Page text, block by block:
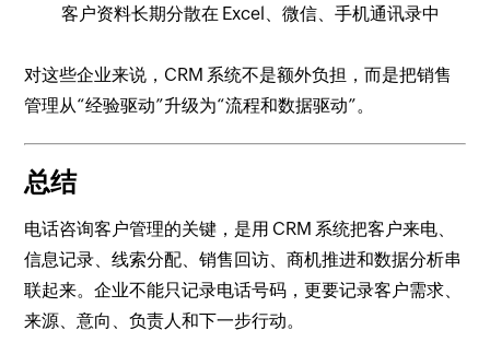
客户资料长期分散在 Excel、微信、手机通讯录中
对这些企业来说，CRM 系统不是额外负担，而是把销售
管理从“经验驱动”升级为“流程和数据驱动”。
总结
电话咨询客户管理的关键，是用 CRM 系统把客户来电、
信息记录、线索分配、销售回访、商机推进和数据分析串
联起来。企业不能只记录电话号码，更要记录客户需求、
来源、意向、负责人和下一步行动。